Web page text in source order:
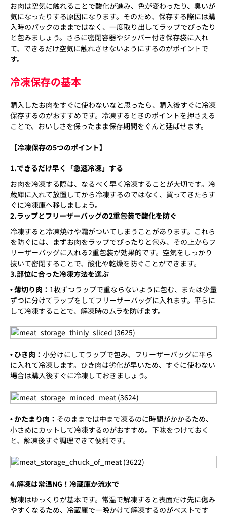
お肉は空気に触れることで酸化が進み、色が変わったり、臭いが
気になったりする原因になります。そのため、保存する際には購
入時のパックのままではなく、一度取り出してラップでぴったり
と包みましょう。さらに密閉容器やジッパー付き保存袋に入れ
て、できるだけ空気に触れさせないようにするのがポイントで
す。
冷凍保存の基本
購入したお肉をすぐに使わないなと思ったら、購入後すぐに冷凍
保存するのがおすすめです。冷凍するときのポイントを押さえる
ことで、おいしさを保ったまま保存期間をぐんと延ばせます。
【冷凍保存の5つのポイント】
1.できるだけ早く「急速冷凍」する
お肉を冷凍する際は、なるべく早く冷凍することが大切です。冷
蔵庫に入れて放置してから冷凍するのではなく、買ってきたらす
ぐに冷凍庫へ移しましょう。
2.ラップとフリーザーバッグの2重包装で酸化を防ぐ
冷凍すると冷凍焼けや霜がついてしまうことがあります。これら
を防ぐには、まずお肉をラップでぴったりと包み、その上からフ
リーザーバッグに入れる2重包装が効果的です。空気をしっかり
抜いて密閉することで、酸化や乾燥を防ぐことができます。
3.部位に合った冷凍方法を選ぶ
• 薄切り肉： 1枚ずつラップで重ならないように包む、または少量
ずつに分けてラップをしてフリーザーバッグに入れます。平らに
して冷凍することで、解凍時のムラを防げます。
• ひき肉： 小分けにしてラップで包み、フリーザーバッグに平ら
に入れて冷凍します。ひき肉は劣化が早いため、すぐに使わない
場合は購入後すぐに冷凍しておきましょう。
• かたまり肉： そのままでは中まで凍るのに時間がかかるため、
小さめにカットして冷凍するのがおすすめ。下味をつけておく
と、解凍後すぐ調理できて便利です。
4.解凍は常温NG！冷蔵庫か流水で
解凍はゆっくりが基本です。常温で解凍すると表面だけ先に傷み
やすくなるため、冷蔵庫で一晩かけて解凍するのがベストです